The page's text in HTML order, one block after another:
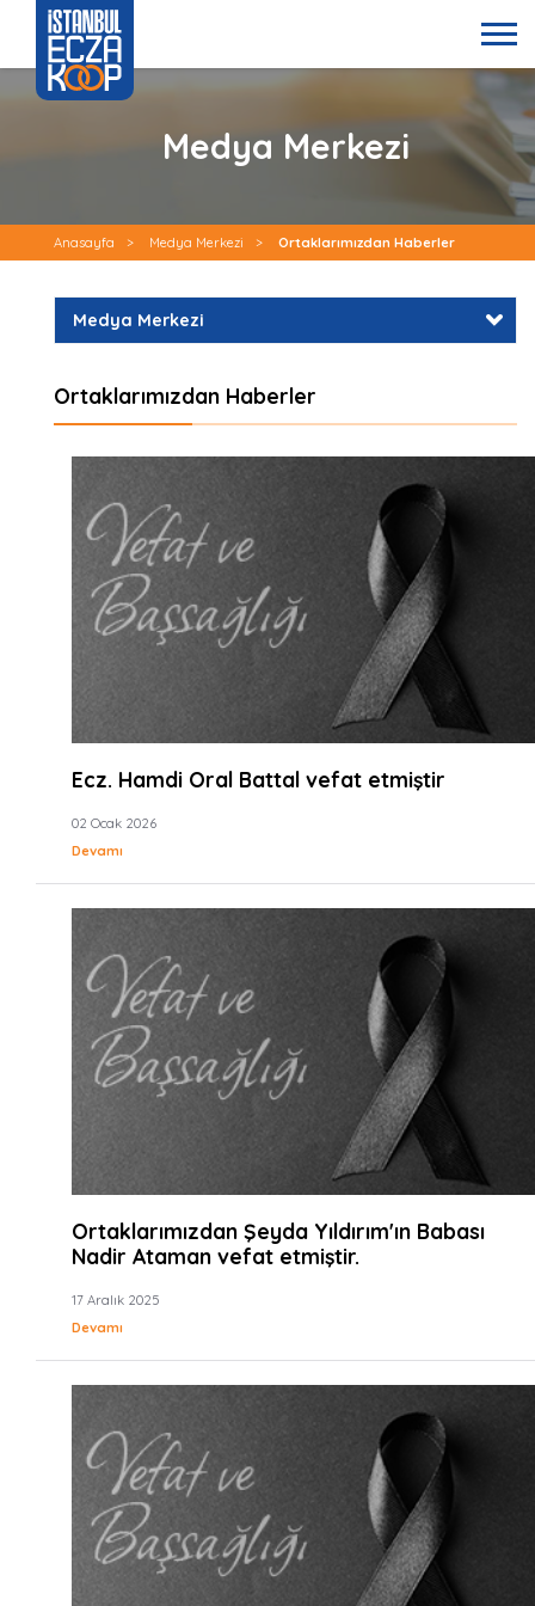
Medya Merkezi
Anasayfa > Medya Merkezi > Ortaklarımızdan Haberler
Medya Merkezi
Ortaklarımızdan Haberler
Ecz. Hamdi Oral Battal vefat etmiştir
02 Ocak 2026
Devamı
Ortaklarımızdan Şeyda Yıldırım'ın Babası
Nadir Ataman vefat etmiştir.
17 Aralık 2025
Devamı